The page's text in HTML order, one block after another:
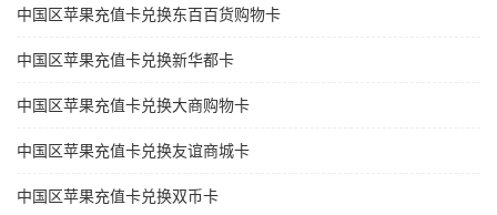
中国区苹果充值卡兑换东百百货购物卡
中国区苹果充值卡兑换新华都卡
中国区苹果充值卡兑换大商购物卡
中国区苹果充值卡兑换友谊商城卡
中国区苹果充值卡兑换双币卡